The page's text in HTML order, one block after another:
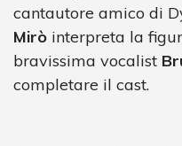
cantautore amico di
Mirò interpreta la
bravissima vocalist
completare il cast.